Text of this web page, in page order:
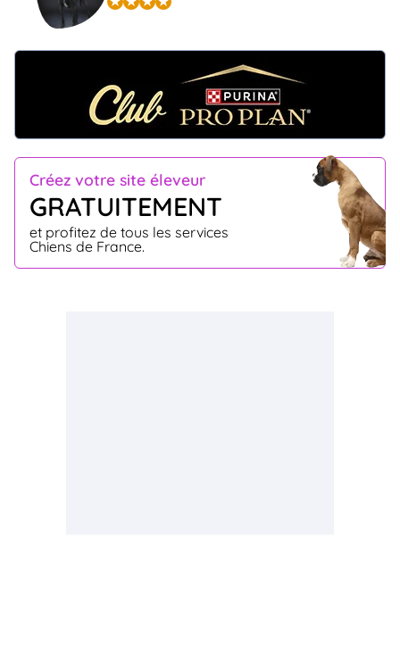
Créez votre site éleveur
GRATUITEMENT
et profitez de tous les services
Chiens de France.